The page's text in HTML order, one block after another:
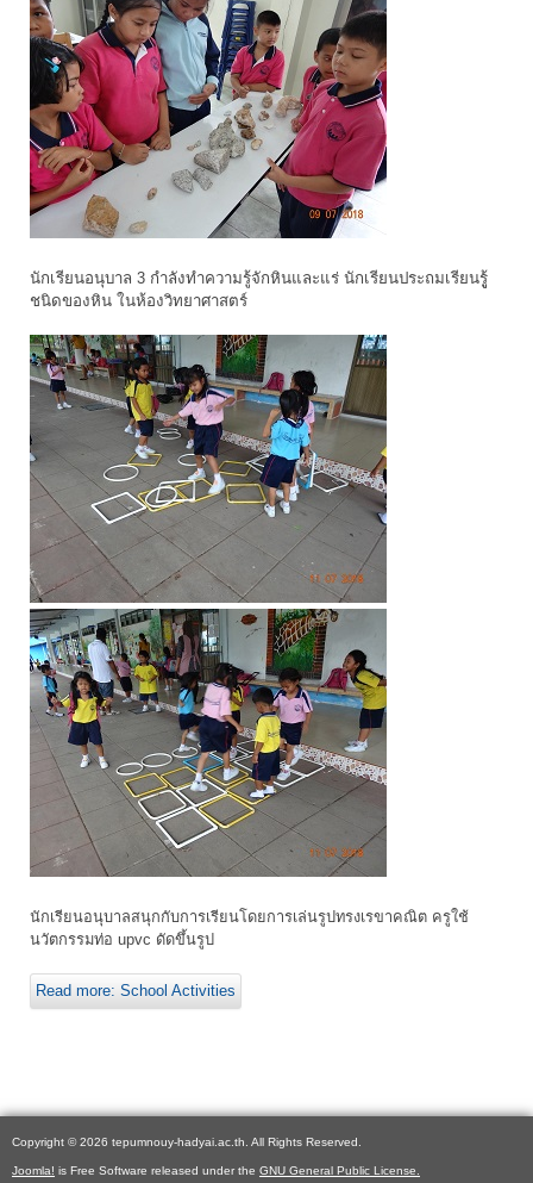
นักเรียนอนุบาล 3 กำลังทำความรู้จักหินและแร่ นักเรียนประถมเรียนรูู้
ชนิดของหิน ในห้องวิทยาศาสตร์
นักเรียนอนุบาลสนุกกับการเรียนโดยการเล่นรูปทรงเรขาคณิต ครูใช้
นวัตกรรมท่อ upvc ดัดขึ้นรูป
Read more: School Activities
Copyright © 2026 tepumnouy-hadyai.ac.th. All Rights Reserved.
Joomla! is Free Software released under the GNU General Public License.